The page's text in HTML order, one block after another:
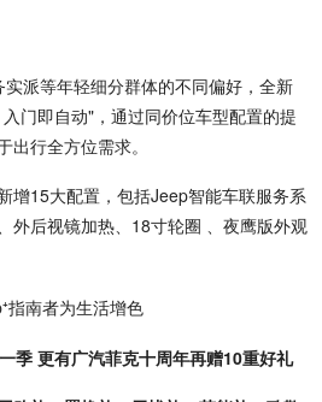
实派等年轻细分群体的不同偏好，全新
门即自动"，通过同价位车型配置的提
行全方位需求。
增15大配置，包括Jeep智能车联服务系
外后视镜加热、18寸轮圈 、夜鹰版外观
季 更有广汽菲克十周年再赠10重好礼